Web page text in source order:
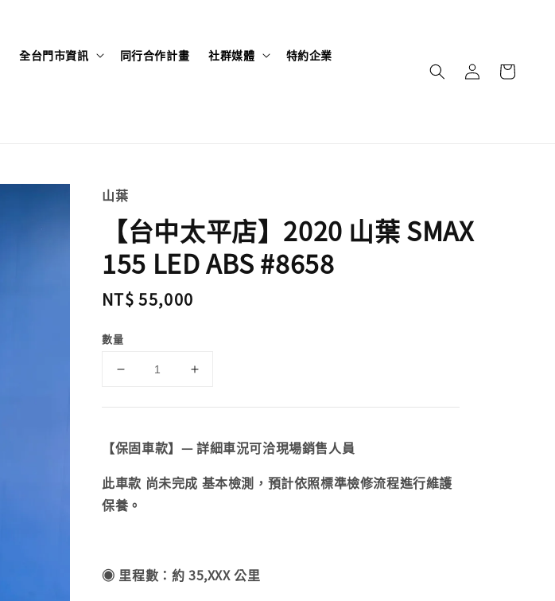
全台門市資訊 同行合作計畫 社群媒體 特約企業
山葉
【台中太平店】2020 山葉 SMAX
155 LED ABS #8658
Regular
NT$ 55,000
數量
【保固車款】— 詳細車況可洽現場銷售人員
此車款 尚未完成 基本檢測，預計依照標準檢修流程進行維護
保養。
◉ 里程數：約 35,XXX 公里